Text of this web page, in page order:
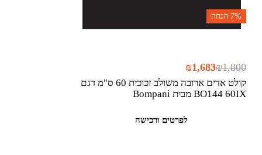
7% הנחה
קולט אדים ארובה משולב זכוכית 60 ס"מ דגם
BO144 60IX מבית Bompani
₪1,800
₪1,683
לפרטים ורכישה